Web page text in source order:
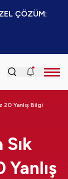
ÇÖZÜM:
20 Yanlış Bilgi
Yanlış